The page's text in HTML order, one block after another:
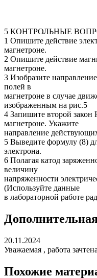
5 КОНТРОЛЬНЫЕ
1 Опишите действие
магнетроне.
2 Опишите действие
магнетроне.
3 Изобразите
полей в
магнетроне в случае
изображенным на рис.5
4 Запишите второй закон
магнетроне. Укажите
направление
5 Выведите формулу (8)
электрона.
6 Полагая катод
величину
напряженности
(Используйте данные
в лабораторной работе
20.11.2024
Уважаемая , работа
Похожие